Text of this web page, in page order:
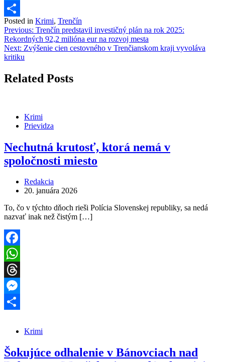
Messenger
Share
Posted in Krimi, Trenčín
Navigácia
v
článku
Previous: Trenčín predstavil investičný plán na rok 2025:
Rekordných 92,2 milióna eur na rozvoj mesta
Next: Zvýšenie cien cestovného v Trenčianskom kraji vyvoláva
kritiku
Related Posts
Krimi
Prievidza
Nechutná krutosť, ktorá nemá v
spoločnosti miesto
Redakcia
20. januára 2026
To, čo v týchto dňoch rieši Polícia Slovenskej republiky, sa nedá
nazvať inak než čistým […]
Facebook
WhatsApp
Threads
Messenger
Krimi
Šokujúce odhalenie v Bánovciach nad